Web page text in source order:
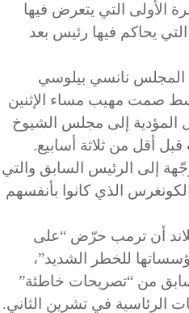
الأولى التي يتعرض فيها
يحاكم فيها رئيس بعد
المجلس نانسي بيلوسي
وسط صمت مهيب مساء الإثنين
المؤدية إلى مجلس الشيوخ
أقل من ثلاثة أسابيع.
إلى الرئيس السابق والتي
الذي كانوا بأنفسهم
أن ترمب حرّض “على
للخطر الشديد”،
من “تصريحات خاطئة”
الرئاسية في تشرين الثاني.